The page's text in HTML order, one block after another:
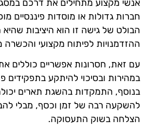
אנשי מקצוע מתחילים את דרכם
חברות גדולות או מוסדות פיננסיים
הבולט של גישה זו הוא היציבות
ההזדמנויות לפיתוח מקצועי
עם זאת, חסרונות אפשריים כוללים
במהירות ובסיכוי להיתקע בתפקידים
בנוסף, התמקדות בהשגת תארים
להשקעה רבה של זמן וכסף, מבלי
הצלחה בשוק התעסוקה.